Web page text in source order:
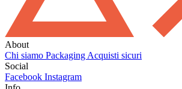
About
Chi siamo Packaging Acquisti sicuri
Social
Facebook Instagram